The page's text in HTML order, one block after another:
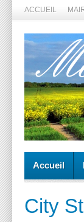
ACCUEIL
Accueil
City